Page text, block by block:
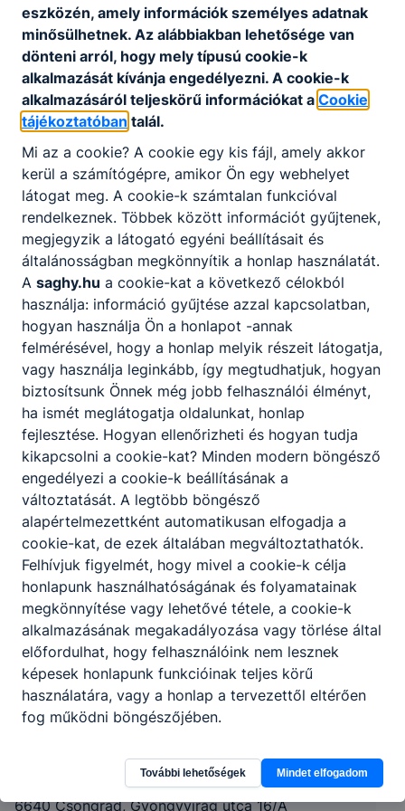
Partnereink
Hódmezővásárhelyi SzC Csongrádi Sághy
Mihály Technikum, Szakképző Iskola és
6640 Csongrád, Gyöngyvirág utca 16/A
eszközén, amely információk személyes adatnak
minősülhetnek. Az alábbiakban lehetősége van
dönteni arról, hogy mely típusú cookie-k
alkalmazását kívánja engedélyezni. A cookie-k
alkalmazásáról teljeskörű információkat a Cookie
tájékoztatóban talál.
Mi az a cookie? A cookie egy kis fájl, amely akkor
kerül a számítógépre, amikor Ön egy webhelyet
látogat meg. A cookie-k számtalan funkcióval
rendelkeznek. Többek között információt gyűjtenek,
megjegyzik a látogató egyéni beállításait és
általánosságban megkönnyítik a honlap használatát.
A saghy.hu a cookie-kat a következő célokból
használja: információ gyűjtése azzal kapcsolatban,
hogyan használja Ön a honlapot -annak
felmérésével, hogy a honlap melyik részeit látogatja,
vagy használja leginkább, így megtudhatjuk, hogyan
biztosítsunk Önnek még jobb felhasználói élményt,
ha ismét meglátogatja oldalunkat, honlap
fejlesztése. Hogyan ellenőrizheti és hogyan tudja
kikapcsolni a cookie-kat? Minden modern böngésző
engedélyezi a cookie-k beállításának a
változtatását. A legtöbb böngésző
alapértelmezettként automatikusan elfogadja a
cookie-kat, de ezek általában megváltoztathatók.
Felhívjuk figyelmét, hogy mivel a cookie-k célja
honlapunk használhatóságának és folyamatainak
megkönnyítése vagy lehetővé tétele, a cookie-k
alkalmazásának megakadályozása vagy törlése által
előfordulhat, hogy felhasználóink nem lesznek
képesek honlapunk funkcióinak teljes körű
használatára, vagy a honlap a tervezettől eltérően
fog működni böngészőjében.
További lehetőségek Mindet elfogadom